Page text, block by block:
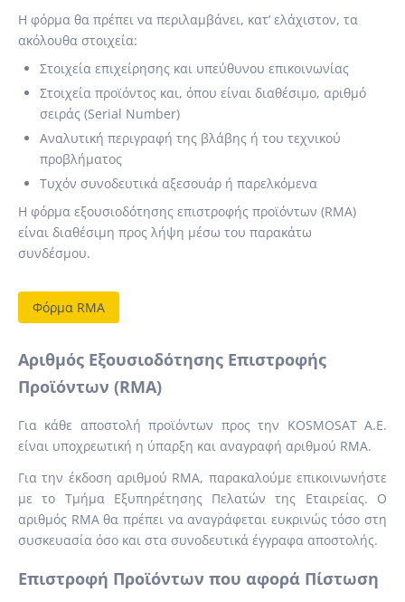
Η φόρμα θα πρέπει να περιλαμβάνει, κατ’ ελάχιστον, τα
ακόλουθα στοιχεία:
Στοιχεία επιχείρησης και υπεύθυνου επικοινωνίας
Στοιχεία προϊόντος και, όπου είναι διαθέσιμο, αριθμό
σειράς (Serial Number)
Αναλυτική περιγραφή της βλάβης ή του τεχνικού
προβλήματος
Τυχόν συνοδευτικά αξεσουάρ ή παρελκόμενα
Η φόρμα εξουσιοδότησης επιστροφής προϊόντων (RMA)
είναι διαθέσιμη προς λήψη μέσω του παρακάτω
συνδέσμου.
Φόρμα RMA
Αριθμός Εξουσιοδότησης Επιστροφής
Προϊόντων (RMA)
Για κάθε αποστολή προϊόντων προς την KOSMOSAT Α.Ε.
είναι υποχρεωτική η ύπαρξη και αναγραφή αριθμού RMA.
Για την έκδοση αριθμού RMA, παρακαλούμε επικοινωνήστε
με το Τμήμα Εξυπηρέτησης Πελατών της Εταιρείας. Ο
αριθμός RMA θα πρέπει να αναγράφεται ευκρινώς τόσο στη
συσκευασία όσο και στα συνοδευτικά έγγραφα αποστολής.
Επιστροφή Προϊόντων που αφορά Πίστωση